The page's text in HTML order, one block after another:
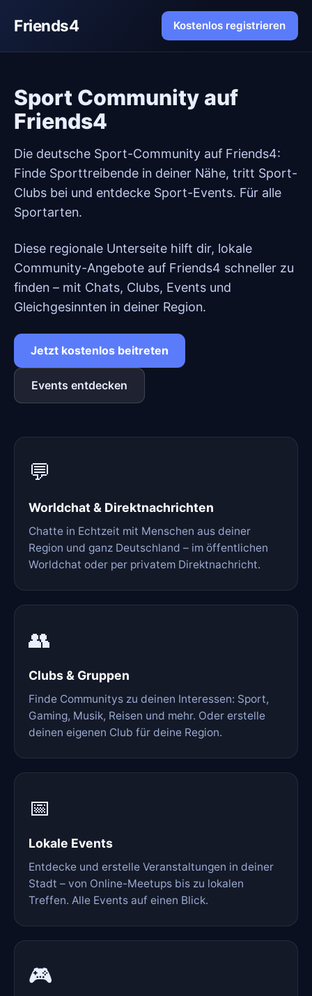
Friends4 Kostenlos registrieren
Sport Community auf
Friends4
Die deutsche Sport-Community auf Friends4:
Finde Sporttreibende in deiner Nähe, tritt Sport-
Clubs bei und entdecke Sport-Events. Für alle
Sportarten.
Diese regionale Unterseite hilft dir, lokale
Community-Angebote auf Friends4 schneller zu
finden – mit Chats, Clubs, Events und
Gleichgesinnten in deiner Region.
Jetzt kostenlos beitreten
Events entdecken
💬
Worldchat & Direktnachrichten
Chatte in Echtzeit mit Menschen aus deiner
Region und ganz Deutschland – im öffentlichen
Worldchat oder per privatem Direktnachricht.
👥
Clubs & Gruppen
Finde Communitys zu deinen Interessen: Sport,
Gaming, Musik, Reisen und mehr. Oder erstelle
deinen eigenen Club für deine Region.
📅
Lokale Events
Entdecke und erstelle Veranstaltungen in deiner
Stadt – von Online-Meetups bis zu lokalen
Treffen. Alle Events auf einen Blick.
🎮